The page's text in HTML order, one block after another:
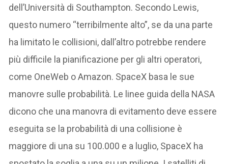
dell’Università di Southampton. Secondo Lewis,
questo numero “terribilmente alto”, se da una parte
ha limitato le collisioni, dall’altro potrebbe rendere
più difficile la pianificazione per gli altri operatori,
come OneWeb o Amazon. SpaceX basa le sue
manovre sulle probabilità. Le linee guida della NASA
dicono che una manovra di evitamento deve essere
eseguita se la probabilità di una collisione è
maggiore di una su 100.000 e a luglio, SpaceX ha